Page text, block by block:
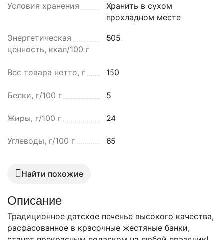
Условия хранения
Хранить в сухом
прохладном месте
Энергетическая
ценность, ккал/100 г
505
Вес товара нетто, г 150
Белки, г/100 г 5
Жиры, г/100 г 24
Углеводы, г/100 г 65
Найти похожие
Описание
Традиционное датское печенье высокого качества,
расфасованное в красочные жестяные банки,